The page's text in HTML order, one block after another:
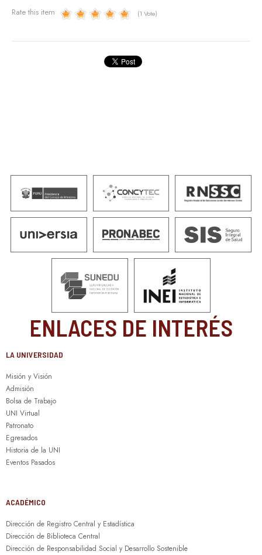
Rate this item (1 Vote)
ENLACES DE INTERÉS
LA UNIVERSIDAD
Misión y Visión
Admisión
Bolsa de Trabajo
UNI Virtual
Patronato
Egresados
Historia de la UNI
Eventos Pasados
ACADÉMICO
Dirección de Registro Central y Estadística
Dirección de Biblioteca Central
Dirección de Responsabilidad Social y Desarrollo Sostenible